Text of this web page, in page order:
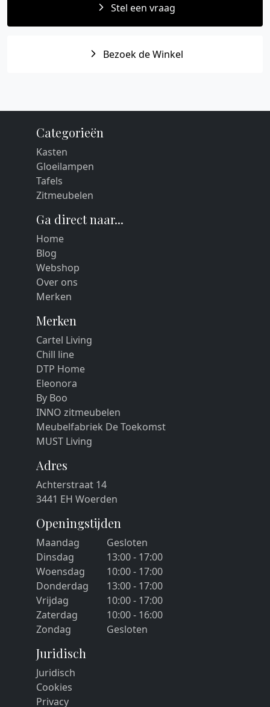
Stel een vraag
Bezoek de Winkel
Categorieën
Kasten
Gloeilampen
Tafels
Zitmeubelen
Ga direct naar...
Home
Blog
Webshop
Over ons
Merken
Merken
Cartel Living
Chill line
DTP Home
Eleonora
By Boo
INNO zitmeubelen
Meubelfabriek De Toekomst
MUST Living
Adres
Achterstraat 14
3441 EH Woerden
Openingstijden
Maandag
Gesloten
Dinsdag
13:00 - 17:00
Woensdag
10:00 - 17:00
Donderdag
13:00 - 17:00
Vrijdag
10:00 - 17:00
Zaterdag
10:00 - 16:00
Zondag
Gesloten
Juridisch
Juridisch
Cookies
Privacy